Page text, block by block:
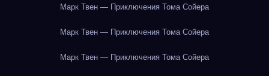
Марк Твен — Приключения Тома Сойера
Марк Твен — Приключения Тома Сойера
Марк Твен — Приключения Тома Сойера